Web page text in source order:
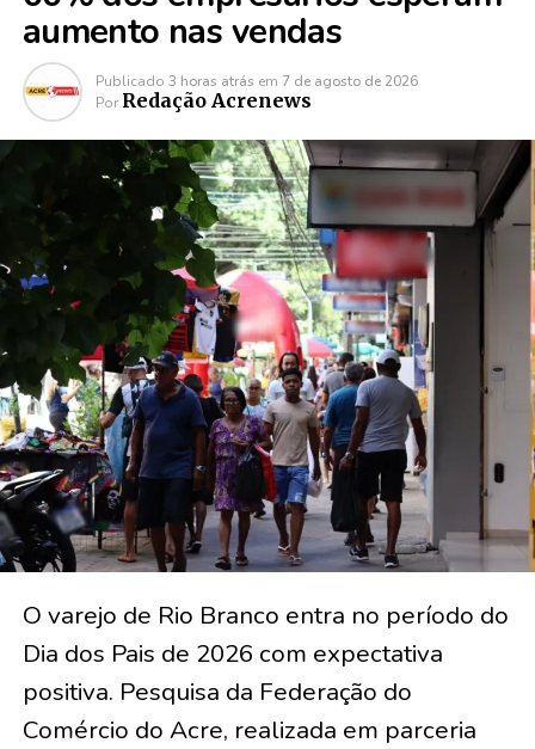
aumento nas vendas
Publicado 3 horas atrás em 7 de agosto de 2026
Por Redação Acrenews
O varejo de Rio Branco entra no período do
Dia dos Pais de 2026 com expectativa
positiva. Pesquisa da Federação do
Comércio do Acre, realizada em parceria